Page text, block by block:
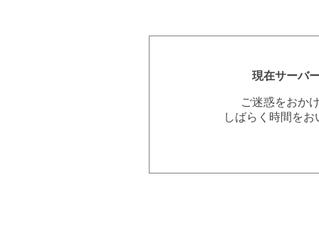
現在サーバ
ご迷惑をおか
しばらく時間を